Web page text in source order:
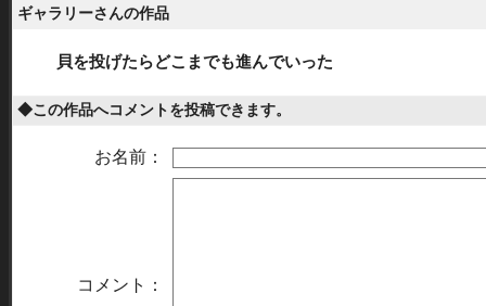
ギャラリーさんの作品
貝を投げたらどこまでも進んでいった
◆この作品へコメントを投稿できます。
お名前：
コメント：